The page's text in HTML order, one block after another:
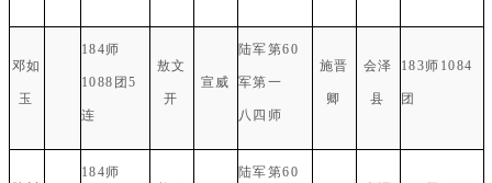
邓如
玉
184师
1088团5
连
敖文
开
宣威
陆军第60
军第一
八四师
施晋
卿
会泽
县
183师1084
团
184师 陆军第60